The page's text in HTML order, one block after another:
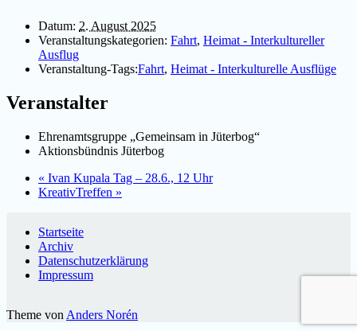
Datum: 2. August 2025
Veranstaltungskategorien: Fahrt, Heimat - Interkultureller
Ausflug
Veranstaltung-Tags:Fahrt, Heimat - Interkulturelle Ausflüge
Veranstalter
Ehrenamtsgruppe „Gemeinsam in Jüterbog“
Aktionsbündnis Jüterbog
« Ivan Kupala Tag – 28.6., 12 Uhr
KreativTreffen »
Startseite
Archiv
Datenschutzerklärung
Impressum
Theme von Anders Norén